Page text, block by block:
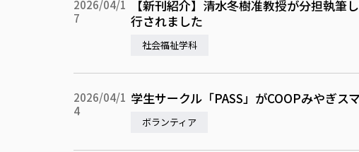
2026/04/1
7
【新刊紹介】清水冬樹准教授が分担執
行されました
社会福祉学科
2026/04/1
4
学生サークル「PASS」がCOOPみやぎ
ボランティア